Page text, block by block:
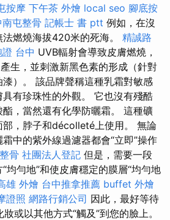
按摩 下午茶 外燴 local seo 腳底按
南屯整骨 記帳士 書 ptt 例如，在沒
燃燒海拔420米的死海。 精誠路
證 台中 UVB輻射會導致皮膚燃燒，
生，並刺激新黑色素的形成（針對
）。 該品牌聲稱這種乳霜對敏感
有珍珠性的外觀。 它也沒有殘酷
，當然還有化學防曬霜。 這種礦
部，脖子和décolleté上使用。 無論
中的紫外線過濾器都會“立即”操作
骨 社團法人登記 但是，需要一段
均勻地”和使皮膚穩定的膜層“均勻地
雄 外燴 台中推拿推薦 buffet 外燴
證照 網路行銷公司 因此，最好等待
或以其他方式“觸及”到您的臉上。